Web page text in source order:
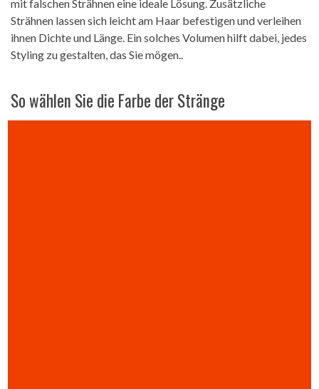
mit falschen Strähnen eine ideale Lösung. Zusätzliche
Strähnen lassen sich leicht am Haar befestigen und verleihen
ihnen Dichte und Länge. Ein solches Volumen hilft dabei, jedes
Styling zu gestalten, das Sie mögen..
So wählen Sie die Farbe der Stränge